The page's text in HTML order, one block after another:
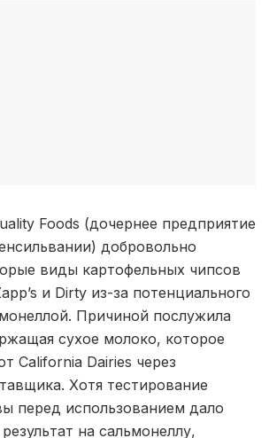
Foods (дочернее предприятие
добровольно
виды картофельных чипсов
и Dirty из-за потенциального
Причиной послужила
сухое молоко, которое
California Dairies через
Хотя тестирование
перед использованием дало
на сальмонеллу,